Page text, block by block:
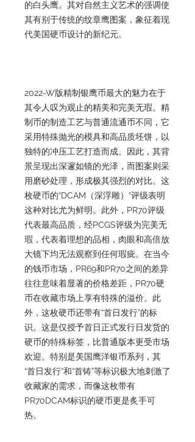
的白头鹰。其对自然主义艺术的强调使
其有别于传统的纹章鹰图案，象征着现
代美国硬币设计的新纪元。
2022-W版精制银鹰币最大的魅力在于
其令人叹为观止的精美和完美无瑕。精
制币的制造工艺与普通流通币不同，它
采用特殊抛光的模具和高品质坯饼，以
独特的冲压工艺打造而成。因此，其背
景呈现出深邃如镜的光泽，而图案则采
用磨砂处理，形成极其强烈的对比。这
枚硬币的“DCAM（深浮雕）”评级表明
这种对比尤为鲜明。此外，PR70评级
代表最高品质，经PCGS评级为完美无
瑕，代表着理想的品相，肉眼和高倍放
大镜下均无法观察到任何瑕疵。在当今
的钱币市场，PR69和PR70之间的差异
往往意味着显著的价格差距，PR70硬
币在收藏市场上享有特殊的溢价。此
外，这枚硬币还带有“首日发行”的标
识。这是仅授予首日正式发行日发货的
硬币的特殊标签，比普通版本更受市场
欢迎。特别是美国鹰洋银币系列，其
“首日发行”和“首铸”等标识极大地刺激了
收藏家的需求，而像这枚带有
PR70DCAM标识的硬币更是炙手可
热。